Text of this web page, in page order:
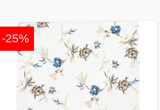
-25%